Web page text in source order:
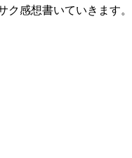
ク感想書いていきます。